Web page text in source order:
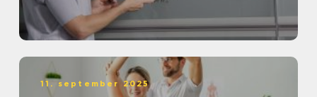
11. september 2025